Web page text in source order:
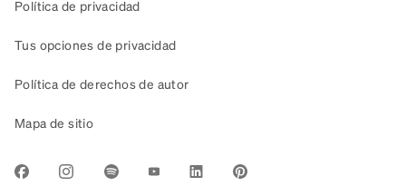
Política de privacidad
Tus opciones de privacidad
Política de derechos de autor
Mapa de sitio